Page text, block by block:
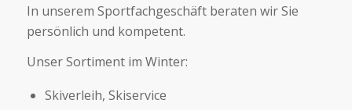
In unserem Sportfachgeschäft beraten wir Sie
persönlich und kompetent.
Unser Sortiment im Winter:
Skiverleih, Skiservice